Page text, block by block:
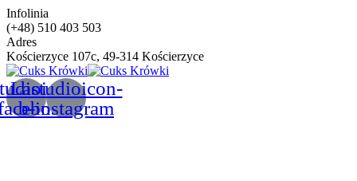
Infolinia
(+48) 510 403 503
Adres
Kościerzyce 107c, 49-314 Kościerzyce
Lastudioicon-
b-instagram